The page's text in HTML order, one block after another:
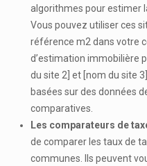
algorithmes pour estimer
Vous pouvez utiliser ces
référence m2 dans votre
d’estimation immobilière
du site 2] et [nom du site
basées sur des données
comparatives.
Les comparateurs de
de comparer les taux de
communes. Ils peuvent